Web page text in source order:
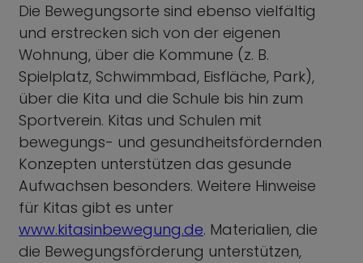
Die Bewegungsorte sind ebenso vielfältig
und erstrecken sich von der eigenen
Wohnung, über die Kommune (z. B.
Spielplatz, Schwimmbad, Eisfläche, Park),
über die Kita und die Schule bis hin zum
Sportverein. Kitas und Schulen mit
bewegungs- und gesundheitsfördernden
Konzepten unterstützen das gesunde
Aufwachsen besonders. Weitere Hinweise
für Kitas gibt es unter
www.kitasinbewegung.de. Materialien, die
die Bewegungsförderung unterstützen,